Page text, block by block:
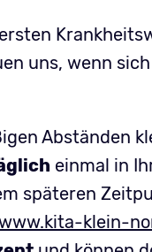
uns, wenn sich
Abständen
einmal in
späteren
klein-